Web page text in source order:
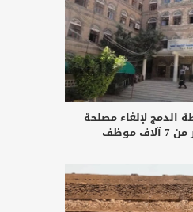
الدمج لإلغاء مصلحة
موظف